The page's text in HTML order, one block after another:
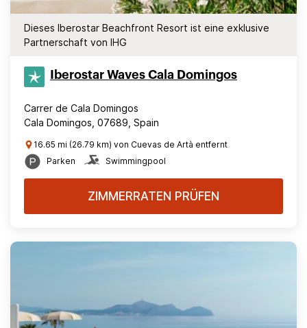
Dieses Iberostar Beachfront Resort ist eine exklusive
Partnerschaft von IHG
Iberostar Waves Cala Domingos
Carrer de Cala Domingos
Cala Domingos, 07689, Spain
16.65 mi (26.79 km) von Cuevas de Artà entfernt
Parken
Swimmingpool
ZIMMERRATEN PRÜFEN